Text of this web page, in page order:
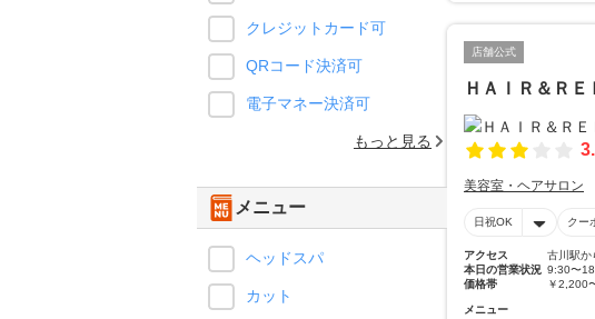
店舗公式
ＨＡＩＲ＆ＲＥ
美容室・ヘアサロン
日祝OK クー
アクセス
古川駅か
本日の営業状況 9:30〜
価格帯
￥2,200
メニュー
クレジットカード可
QRコード決済可
電子マネー決済可
もっと見る
メニュー
ヘッドスパ
カット